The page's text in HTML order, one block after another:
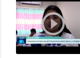
play_circle_outline